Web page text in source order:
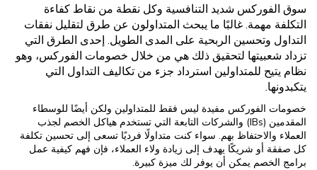
سوق الفوركس شديد التنافسية وكل نقطة من نقاط كفاءة
التكلفة مهمة. غالبًا ما يبحث المتداولون عن طرق لتقليل نفقات
التداول وتحسين الربحية على المدى الطويل. إحدى الطرق التي
تزداد شعبيتها لتحقيق ذلك هي من خلال خصومات الفوركس، وهو
نظام يتيح للمتداولين استرداد جزء من تكاليف التداول التي
يتكبدونها.
خصومات الفوركس مفيدة ليس فقط للمتداولين ولكن أيضًا للوسطاء
المقدمين (IBs) والشركات التابعة التي تستخدم هياكل الخصم لجذب
العملاء والاحتفاظ بهم. سواء كنت متداولًا فرديًا تسعى إلى تحسين تكلفة
كل صفقة أو شريكًا يهدف إلى زيادة ولاء العملاء، فإن فهم كيفية عمل
برامج الخصم يمكن أن يوفر لك ميزة كبيرة.